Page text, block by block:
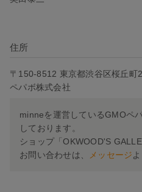
住所
〒150-8512 東京都渋谷区桜丘町
ペパボ株式会社
minneを運営しているGMOペ
しております。
ショップ「OKWOOD'S
お問い合わせは、
メッセージ